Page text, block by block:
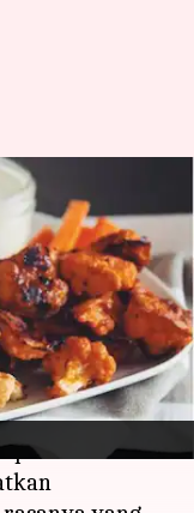
kol
ini
kol ini
pada versi